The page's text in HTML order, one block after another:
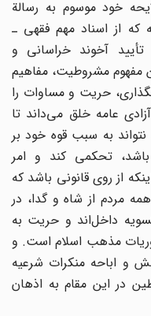
خود موسوم به رسالة
از اسناد مهم فقهی ـ
آخوند خراسانی و
مشروطیت، مفاهیم
حریت و مساوات را
عامه خلق می‌داند تا
به سبب قوه خود بر
تحکمی کند و امر
از روی قانونی باشد که
از شاه و گدا، در
داخل‌اند و حریت به
مذهب اسلام است. و
اباحه منکرات شرعیه
در این مقام به اذهان